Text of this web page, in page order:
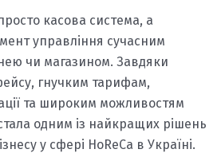
касова система, а
управління сучасним
чи магазином. Завдяки
гнучким тарифам,
та широким можливостям
одним із найкращих рішень
у сфері HoReCa в Україні.